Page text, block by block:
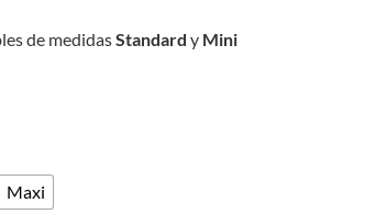
de medidasStandard y Mini
Maxi